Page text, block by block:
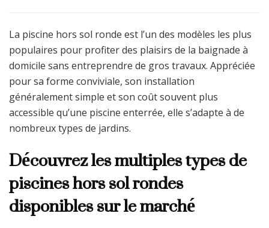
La piscine hors sol ronde est l’un des modèles les plus
populaires pour profiter des plaisirs de la baignade à
domicile sans entreprendre de gros travaux. Appréciée
pour sa forme conviviale, son installation
généralement simple et son coût souvent plus
accessible qu’une piscine enterrée, elle s’adapte à de
nombreux types de jardins.
Découvrez les multiples types de
piscines hors sol rondes
disponibles sur le marché